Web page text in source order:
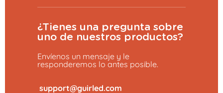
¿Tienes una pregunta sobre
uno de nuestros productos?
Envíenos un mensaje y le
responderemos lo antes posible.